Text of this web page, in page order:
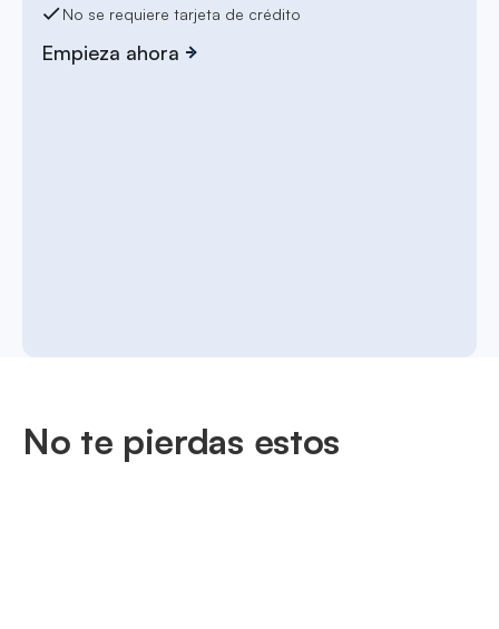
No se requiere tarjeta de crédito
Empieza ahora
No te pierdas estos